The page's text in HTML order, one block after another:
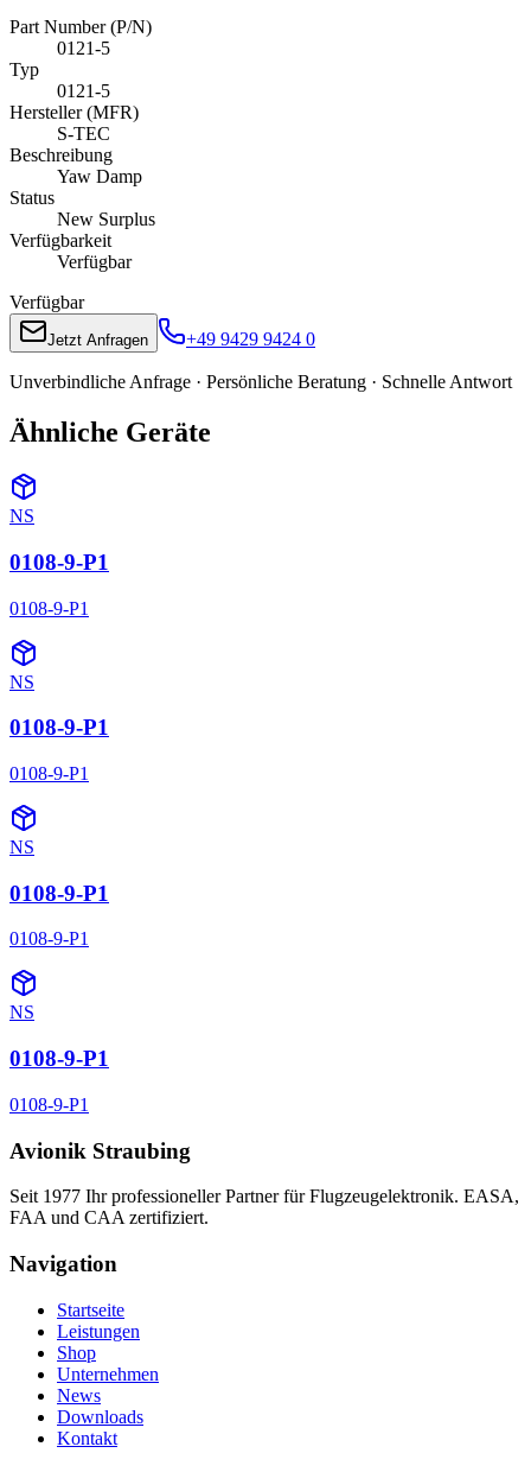
Part Number (P/N)
0121-5
Typ
0121-5
Hersteller (MFR)
S-TEC
Beschreibung
Yaw Damp
Status
New Surplus
Verfügbarkeit
Verfügbar
Verfügbar
Jetzt Anfragen +49 9429 9424 0
Unverbindliche Anfrage · Persönliche Beratung · Schnelle Antwort
Ähnliche Geräte
NS
0108-9-P1
0108-9-P1
NS
0108-9-P1
0108-9-P1
NS
0108-9-P1
0108-9-P1
NS
0108-9-P1
0108-9-P1
Avionik Straubing
Seit 1977 Ihr professioneller Partner für Flugzeugelektronik. EASA,
FAA und CAA zertifiziert.
Navigation
Startseite
Leistungen
Shop
Unternehmen
News
Downloads
Kontakt